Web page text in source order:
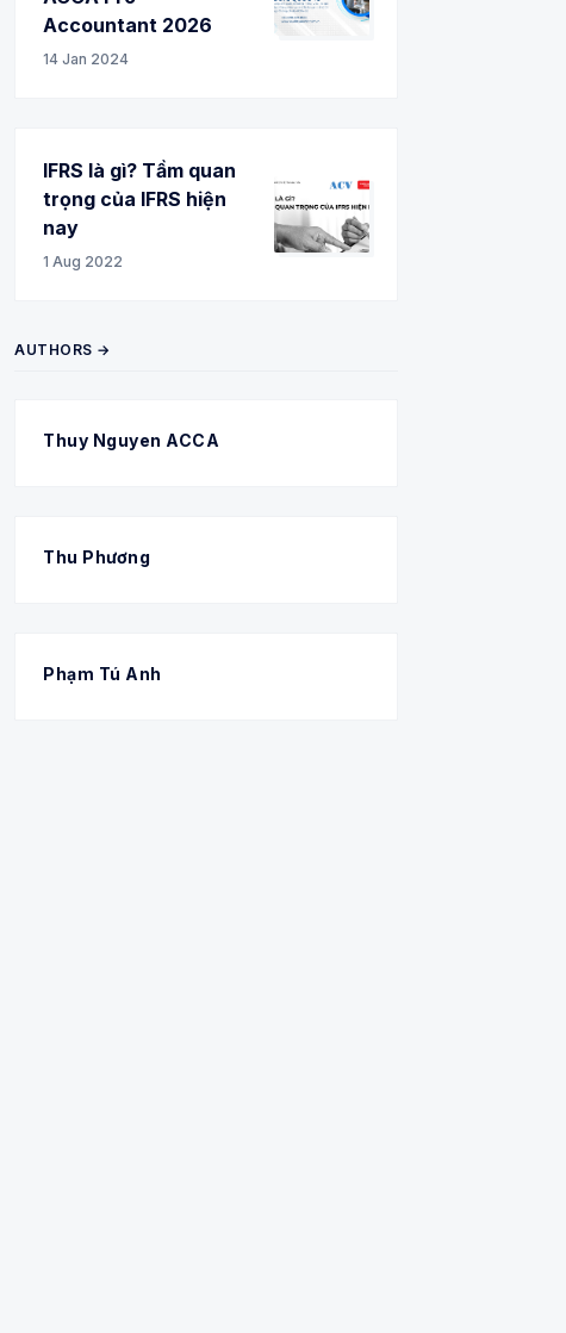
Accountant 2026
14 Jan 2024
IFRS là gì? Tầm quan
trọng của IFRS hiện
nay
1 Aug 2022
AUTHORS →
Thuy Nguyen ACCA
Thu Phương
Phạm Tú Anh